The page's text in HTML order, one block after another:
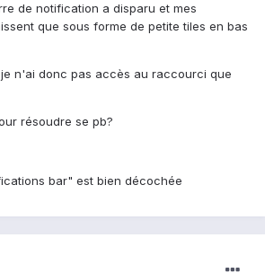
de notification a disparu et mes
que sous forme de petite tiles en bas
n'ai donc pas accès au raccourci que
résoudre se pb?
bar" est bien décochée